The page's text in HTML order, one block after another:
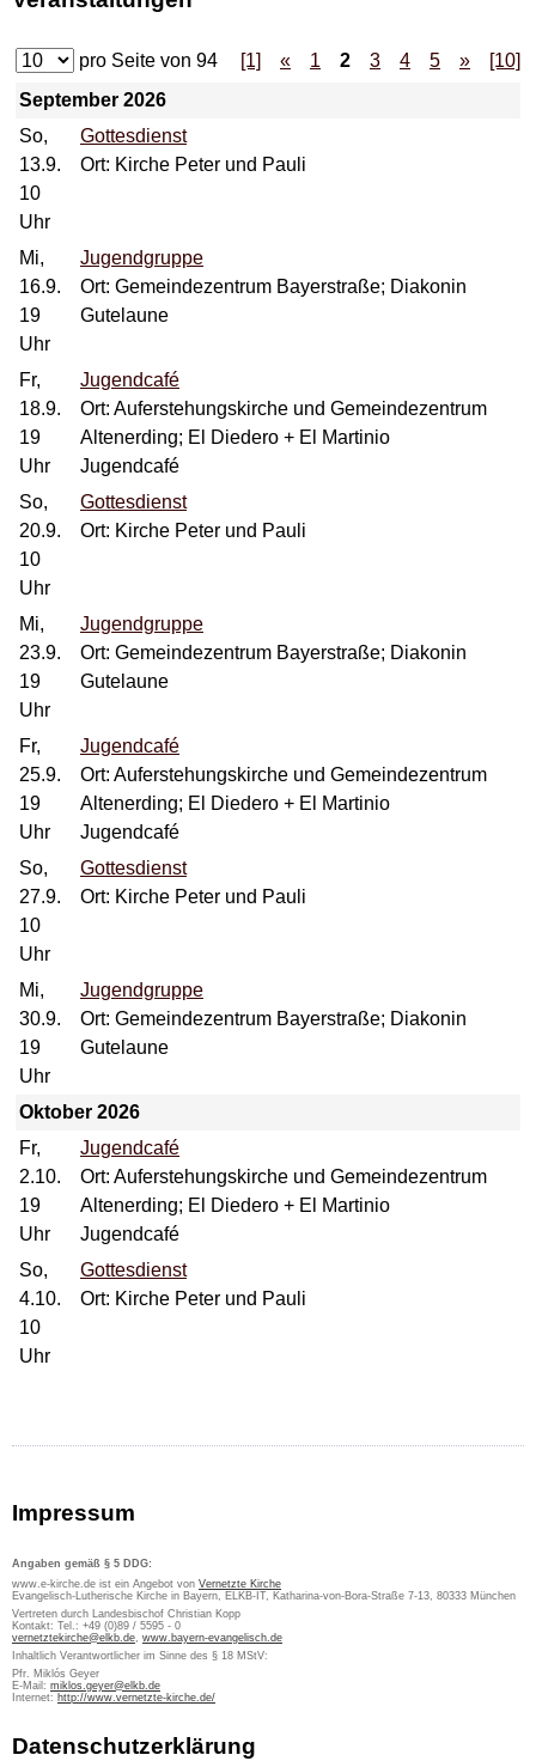
pro Seite von 94 [1] « 1 2 3 4 5 »
[10]
September 2026
So,
13.9.
10
Uhr
Gottesdienst
Ort: Kirche Peter und Pauli
Mi,
16.9.
19
Uhr
Jugendgruppe
Ort: Gemeindezentrum Bayerstraße; Diakonin
Gutelaune
Fr,
18.9.
19
Uhr
Jugendcafé
Ort: Auferstehungskirche und Gemeindezentrum
Altenerding; El Diedero + El Martinio
Jugendcafé
So,
20.9.
10
Uhr
Gottesdienst
Ort: Kirche Peter und Pauli
Mi,
23.9.
19
Uhr
Jugendgruppe
Ort: Gemeindezentrum Bayerstraße; Diakonin
Gutelaune
Fr,
25.9.
19
Uhr
Jugendcafé
Ort: Auferstehungskirche und Gemeindezentrum
Altenerding; El Diedero + El Martinio
Jugendcafé
So,
27.9.
10
Uhr
Gottesdienst
Ort: Kirche Peter und Pauli
Mi,
30.9.
19
Uhr
Jugendgruppe
Ort: Gemeindezentrum Bayerstraße; Diakonin
Gutelaune
Oktober 2026
Fr,
2.10.
19
Uhr
Jugendcafé
Ort: Auferstehungskirche und Gemeindezentrum
Altenerding; El Diedero + El Martinio
Jugendcafé
So,
4.10.
10
Uhr
Gottesdienst
Ort: Kirche Peter und Pauli
Impressum
Angaben gemäß § 5 DDG:
www.e-kirche.de ist ein Angebot von Vernetzte Kirche
Evangelisch-Lutherische Kirche in Bayern, ELKB-IT, Katharina-von-Bora-Straße 7-13, 80333 München
Vertreten durch Landesbischof Christian Kopp
Kontakt: Tel.: +49 (0)89 / 5595 - 0
vernetztekirche@elkb.de, www.bayern-evangelisch.de
Inhaltlich Verantwortlicher im Sinne des § 18 MStV:
Pfr. Miklós Geyer
E-Mail: miklos.geyer@elkb.de
Internet: http://www.vernetzte-kirche.de/
Datenschutzerklärung